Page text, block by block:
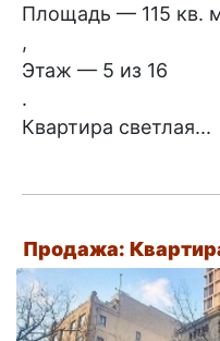
Площадь — 115 кв.
,
Этаж — 5 из 16
.
Квартира светлая...
Продажа: